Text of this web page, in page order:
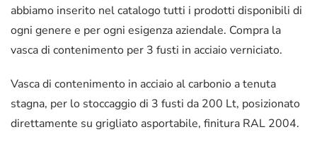
abbiamo inserito nel catalogo tutti i prodotti disponibili di
ogni genere e per ogni esigenza aziendale. Compra la
vasca di contenimento per 3 fusti in acciaio verniciato.
Vasca di contenimento in acciaio al carbonio a tenuta
stagna, per lo stoccaggio di 3 fusti da 200 Lt, posizionato
direttamente su grigliato asportabile, finitura RAL 2004.